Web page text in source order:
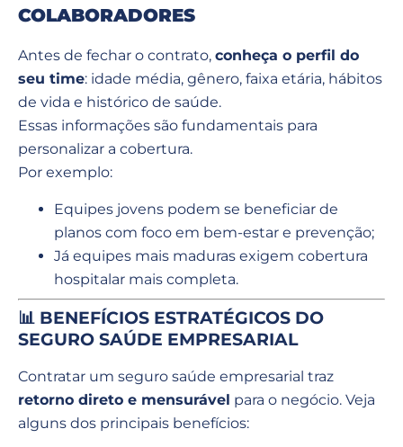
COLABORADORES
Antes de fechar o contrato, conheça o perfil do
seu time: idade média, gênero, faixa etária, hábitos
de vida e histórico de saúde.
Essas informações são fundamentais para
personalizar a cobertura.
Por exemplo:
Equipes jovens podem se beneficiar de
planos com foco em bem-estar e prevenção;
Já equipes mais maduras exigem cobertura
hospitalar mais completa.
📊 BENEFÍCIOS ESTRATÉGICOS DO
SEGURO SAÚDE EMPRESARIAL
Contratar um seguro saúde empresarial traz
retorno direto e mensurável para o negócio. Veja
alguns dos principais benefícios: